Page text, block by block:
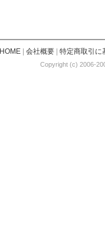
HOME| 会社概要| 特定商取引に
Copyright (c) 2006-